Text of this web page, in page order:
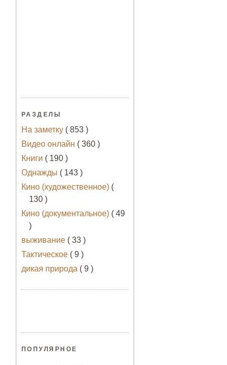
РАЗДЕЛЫ
На заметку ( 853 )
Видео онлайн ( 360 )
Книги ( 190 )
Однажды ( 143 )
Кино (художественное) (
130 )
Кино (документальное) ( 49
)
выживание ( 33 )
Тактическое ( 9 )
дикая природа ( 9 )
ПОПУЛЯРНОЕ